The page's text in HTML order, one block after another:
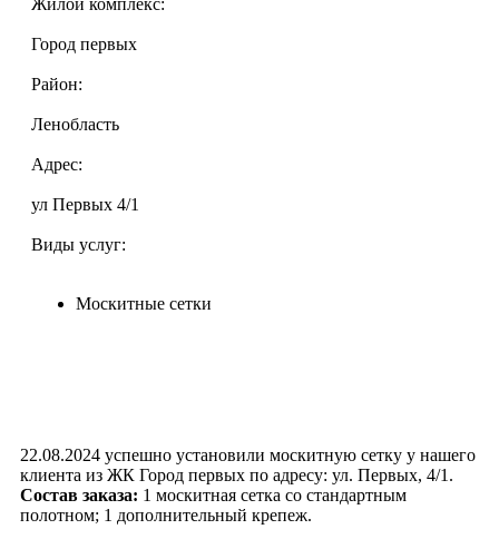
Жилой комплекс:
Город первых
Район:
Ленобласть
Адрес:
ул Первых 4/1
Виды услуг:
Москитные сетки
22.08.2024 успешно установили москитную сетку у нашего
клиента из ЖК Город первых по адресу: ул. Первых, 4/1.
Состав заказа: 1 москитная сетка со стандартным
полотном; 1 дополнительный крепеж.